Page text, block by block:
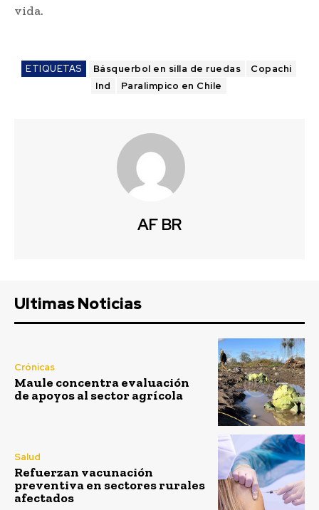
vida.
ETIQUETAS Básquerbol en silla de ruedas
Copachi
Ind
Paralimpico en Chile
AF BR
Ultimas Noticias
Crónicas
Maule concentra evaluación
de apoyos al sector agrícola
Salud
Refuerzan vacunación
preventiva en sectores rurales
afectados